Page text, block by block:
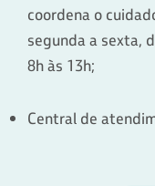
coordena o
segunda a sexta,
8h às 13h;
Central de